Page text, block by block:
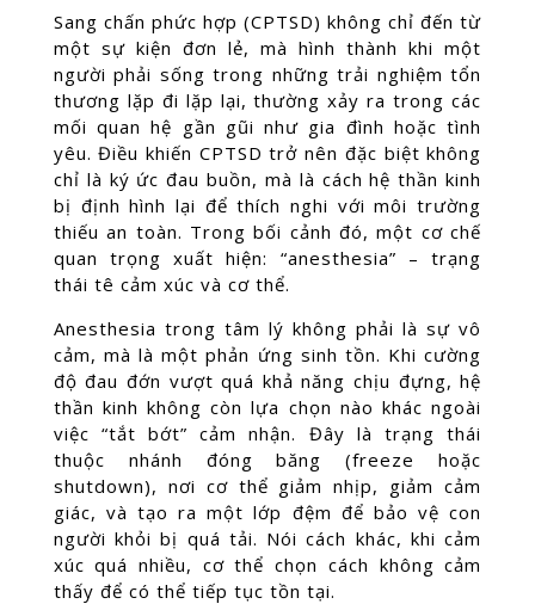
Sang chấn phức hợp (CPTSD) không chỉ đến từ
một sự kiện đơn lẻ, mà hình thành khi một
người phải sống trong những trải nghiệm tổn
thương lặp đi lặp lại, thường xảy ra trong các
mối quan hệ gần gũi như gia đình hoặc tình
yêu. Điều khiến CPTSD trở nên đặc biệt không
chỉ là ký ức đau buồn, mà là cách hệ thần kinh
bị định hình lại để thích nghi với môi trường
thiếu an toàn. Trong bối cảnh đó, một cơ chế
quan trọng xuất hiện: “anesthesia” – trạng
thái tê cảm xúc và cơ thể.
Anesthesia trong tâm lý không phải là sự vô
cảm, mà là một phản ứng sinh tồn. Khi cường
độ đau đớn vượt quá khả năng chịu đựng, hệ
thần kinh không còn lựa chọn nào khác ngoài
việc “tắt bớt” cảm nhận. Đây là trạng thái
thuộc nhánh đóng băng (freeze hoặc
shutdown), nơi cơ thể giảm nhịp, giảm cảm
giác, và tạo ra một lớp đệm để bảo vệ con
người khỏi bị quá tải. Nói cách khác, khi cảm
xúc quá nhiều, cơ thể chọn cách không cảm
thấy để có thể tiếp tục tồn tại.